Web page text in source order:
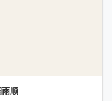
顺